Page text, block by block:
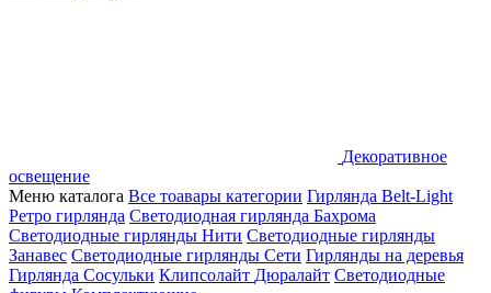
Декоративное
освещение
Меню каталога Все тоавары категории Гирлянда Belt-Light
Ретро гирлянда Светодиодная гирлянда Бахрома
Светодиодные гирлянды Нити Светодиодные гирлянды
Занавес Светодиодные гирлянды Сети Гирлянды на деревья
Гирлянда Сосульки Клипсолайт Дюралайт Светодиодные